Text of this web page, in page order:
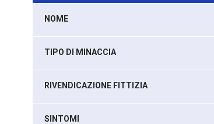
NOME
TIPO DI MINACCIA
RIVENDICAZIONE FITTIZIA
SINTOMI